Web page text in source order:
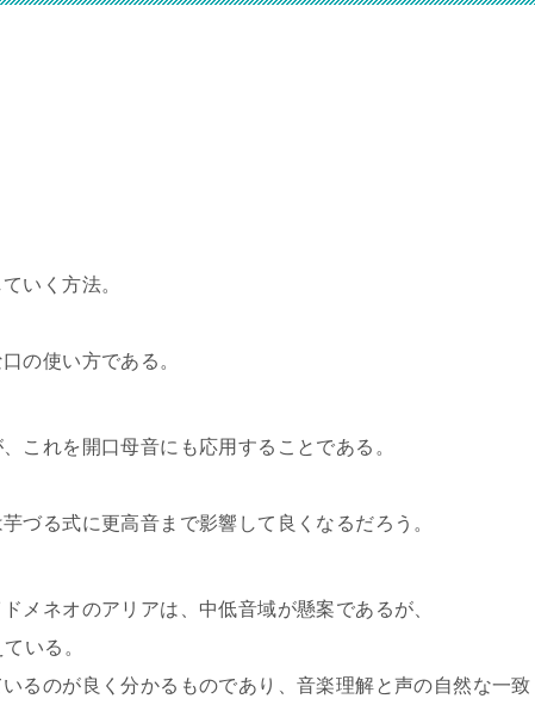
いく方法。
の使い方である。
これを開口母音にも応用することである。
づる式に更高音まで影響して良くなるだろう。
メネオのアリアは、中低音域が懸案であるが、
いる。
るのが良く分かるものであり、音楽理解と声の自然な一致